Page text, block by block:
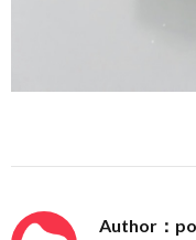
Author：